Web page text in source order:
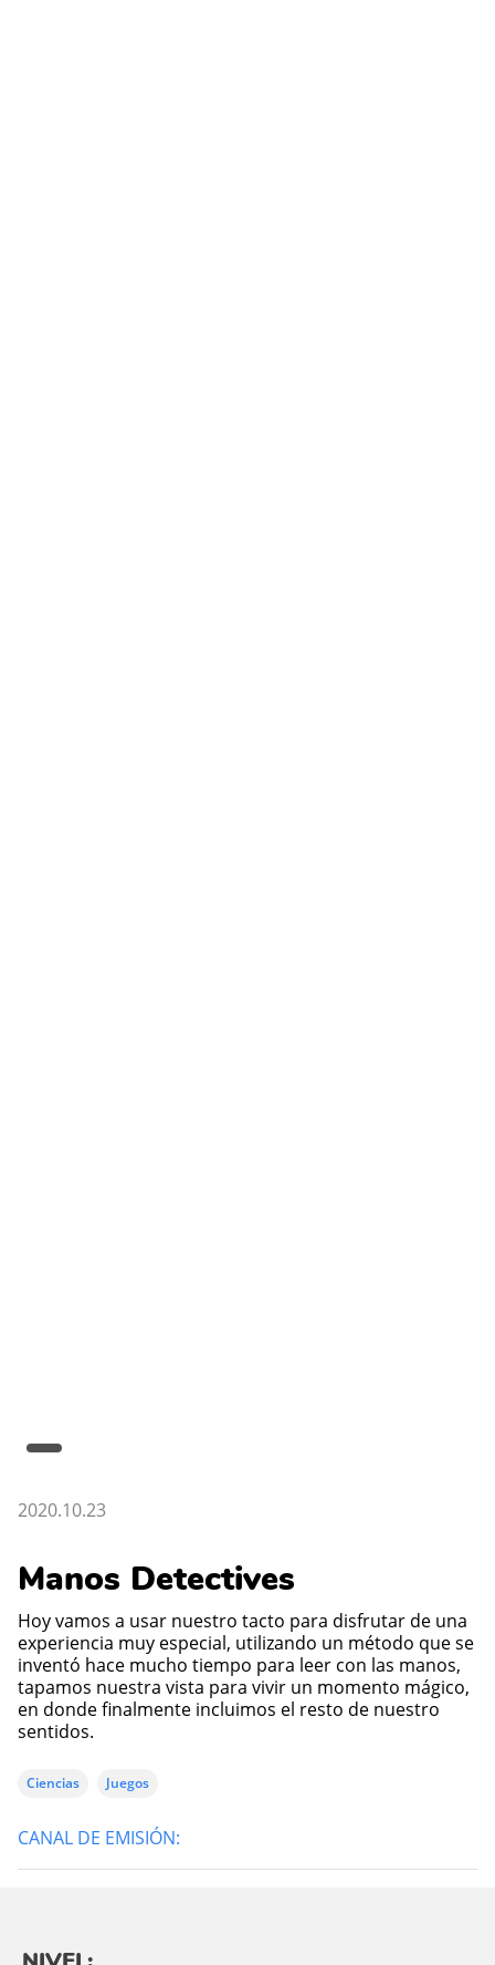
2020.10.23
Manos Detectives
Hoy vamos a usar nuestro tacto para disfrutar de una
experiencia muy especial, utilizando un método que se
inventó hace mucho tiempo para leer con las manos,
tapamos nuestra vista para vivir un momento mágico,
en donde finalmente incluimos el resto de nuestro
sentidos.
Ciencias Juegos
CANAL DE EMISIÓN: